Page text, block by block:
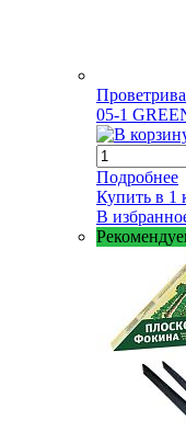
05-1
Подробнее
Купить в 1
В